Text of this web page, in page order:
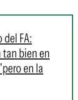
FA:
bien en
en la